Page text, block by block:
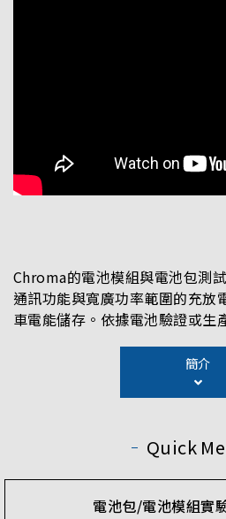
Chroma的電池模組與電池包測
通訊功能與寬廣功率範圍的充放
車電能儲存。依據電池驗證或生
之間的無縫快速切換可模擬實際
與高頻取樣有助於對電池壽命進
池包終端測試系統廣泛應用於電
信號通訊與保護功能。
簡介
Quick
電池包/電池模組實